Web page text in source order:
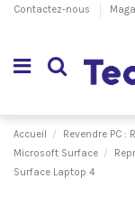
Contactez-nous
Accueil Revendre PC :
Microsoft Surface
Surface Laptop 4